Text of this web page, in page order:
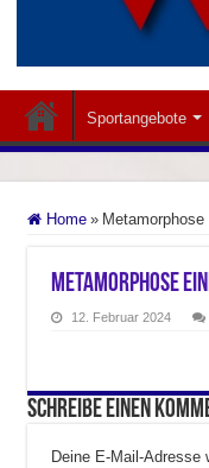
Sportangebote
Home » Metamorphose
Metamorphose
12. Februar 2024
Schreibe einen
Deine E-Mail-